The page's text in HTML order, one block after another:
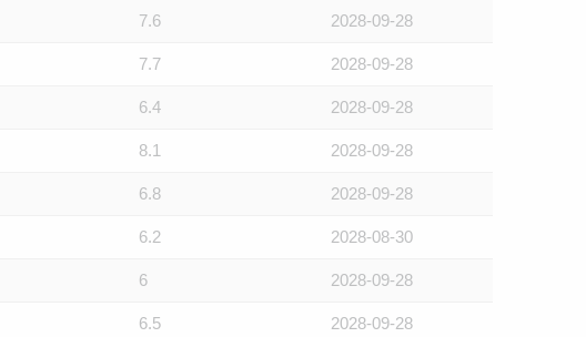
7.6 2028-09-28
7.7 2028-09-28
6.4 2028-09-28
8.1 2028-09-28
6.8 2028-09-28
6.2 2028-08-30
6 2028-09-28
6.5 2028-09-28